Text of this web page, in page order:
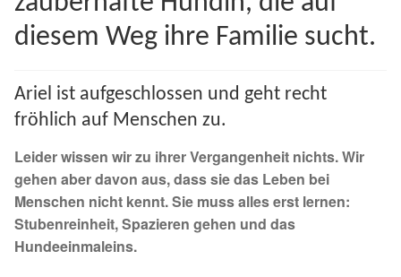
Spenden 2023
Januar bis Juni 2023
Spenden 2022
Juli bis Dezember 2022
diesem Weg ihre Familie sucht.
Ariel ist aufgeschlossen und geht recht
fröhlich auf Menschen zu.
Leider wissen wir zu ihrer Vergangenheit nichts. Wir
gehen aber davon aus, dass sie das Leben bei
Menschen nicht kennt. Sie muss alles erst lernen:
Stubenreinheit, Spazieren gehen und das
Hundeeinmaleins.